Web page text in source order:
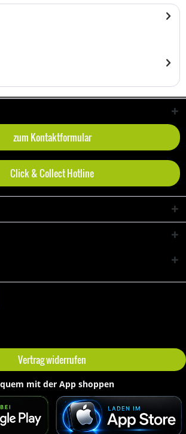
zum Kontaktformular
Click & Collect Hotline
Vertrag widerrufen
mit der App shoppen